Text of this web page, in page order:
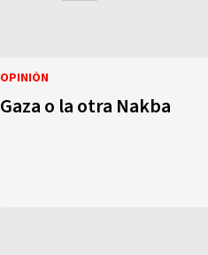
OPINIÓN
Gaza o la otra Nakba